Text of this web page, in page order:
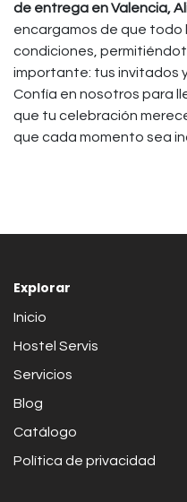
de entrega en Valencia,
encargamos de que todo
condiciones,
importante: tus invitados
Confía en nosotros para
que tu celebración
que cada momento sea
Explorar
Inicio
Hostel Servis
Servicios
Blog
Catálogo
Política de privacidad